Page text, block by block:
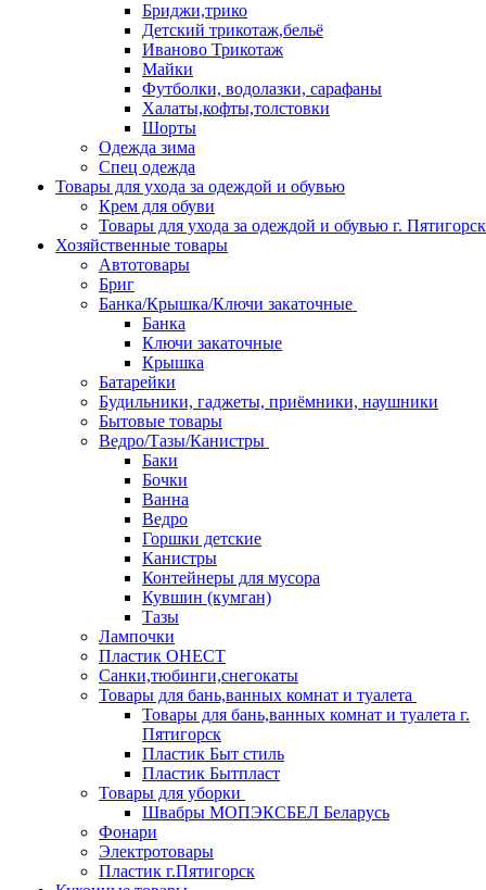
Бриджи,трико
Детский трикотаж,бельё
Иваново Трикотаж
Майки
Футболки, водолазки, сарафаны
Халаты,кофты,толстовки
Шорты
Одежда зима
Спец одежда
Товары для ухода за одеждой и обувью
Крем для обуви
Товары для ухода за одеждой и обувью г. Пятигорск
Хозяйственные товары
Автотовары
Бриг
Банка/Крышка/Ключи закаточные
Банка
Ключи закаточные
Крышка
Батарейки
Будильники, гаджеты, приёмники, наушники
Бытовые товары
Ведро/Тазы/Канистры
Баки
Бочки
Ванна
Ведро
Горшки детские
Канистры
Контейнеры для мусора
Кувшин (кумган)
Тазы
Лампочки
Пластик ОНЕСТ
Санки,тюбинги,снегокаты
Товары для бань,ванных комнат и туалета
Товары для бань,ванных комнат и туалета г.
Пятигорск
Пластик Быт стиль
Пластик Бытпласт
Товары для уборки
Швабры МОПЭКСБЕЛ Беларусь
Фонари
Электротовары
Пластик г.Пятигорск